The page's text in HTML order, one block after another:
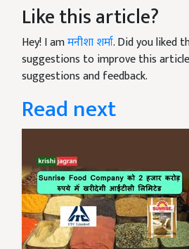
Like this article?
Hey! I amमनीशा शर्मा. Did you liked
suggestions to improve this
suggestions and feedback.
Read next